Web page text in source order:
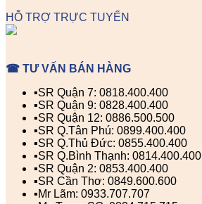
HỖ TRỢ TRỰC TUYẾN
☎ TƯ VẤN BÁN HÀNG
▪️SR Quận 7: 0818.400.400
▪️SR Quận 9: 0828.400.400
▪️SR Quận 12: 0886.500.500
▪️SR Q.Tân Phú: 0899.400.400
▪️SR Q.Thủ Đức: 0855.400.400
▪️SR Q.Bình Thạnh: 0814.400.400
▪️SR Quận 2: 0853.400.400
▪️SR Cần Thơ: 0849.600.600
▪️Mr Lãm: 0933.707.707